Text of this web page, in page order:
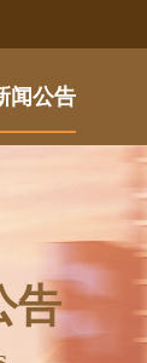
闻公告
告